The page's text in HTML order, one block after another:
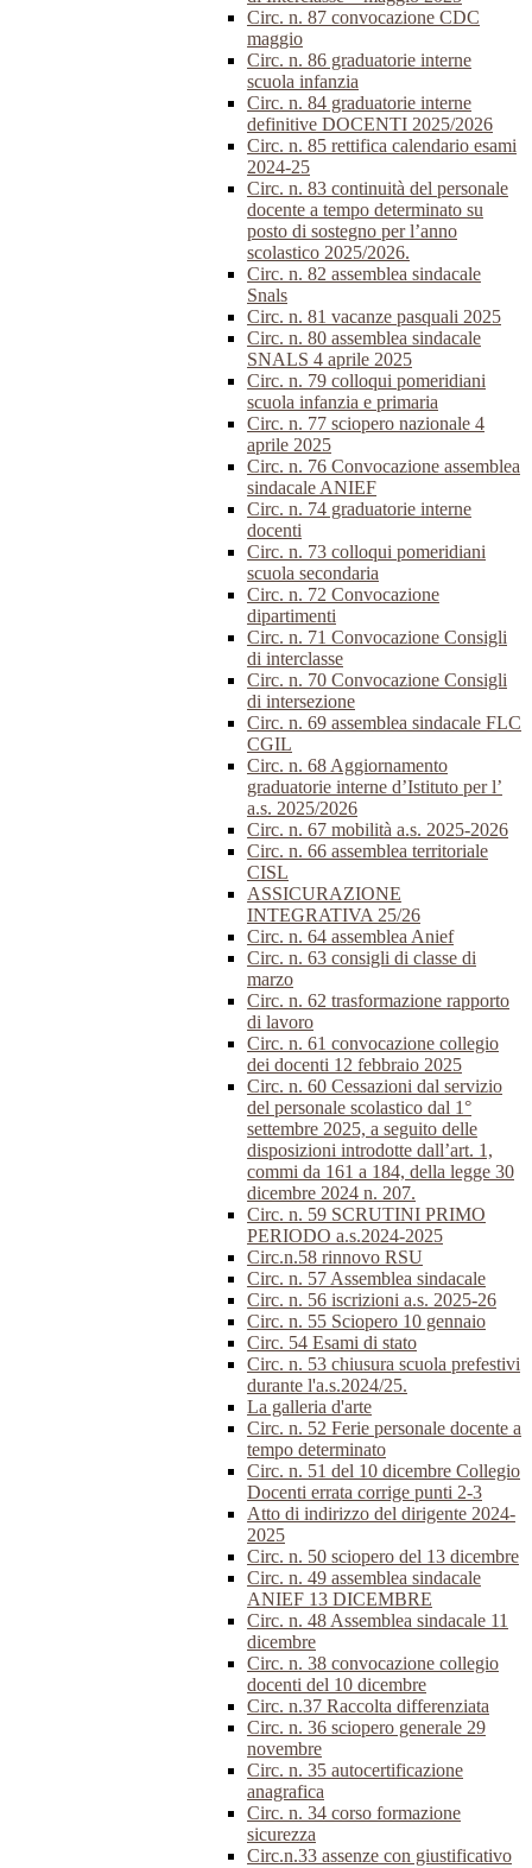
Circ. n. 87 convocazione CDC
maggio
Circ. n. 86 graduatorie interne
scuola infanzia
Circ. n. 84 graduatorie interne
definitive DOCENTI 2025/2026
Circ. n. 85 rettifica calendario esami
2024-25
Circ. n. 83 continuità del personale
docente a tempo determinato su
posto di sostegno per l’anno
scolastico 2025/2026.
Circ. n. 82 assemblea sindacale
Snals
Circ. n. 81 vacanze pasquali 2025
Circ. n. 80 assemblea sindacale
SNALS 4 aprile 2025
Circ. n. 79 colloqui pomeridiani
scuola infanzia e primaria
Circ. n. 77 sciopero nazionale 4
aprile 2025
Circ. n. 76 Convocazione assemblea
sindacale ANIEF
Circ. n. 74 graduatorie interne
docenti
Circ. n. 73 colloqui pomeridiani
scuola secondaria
Circ. n. 72 Convocazione
dipartimenti
Circ. n. 71 Convocazione Consigli
di interclasse
Circ. n. 70 Convocazione Consigli
di intersezione
Circ. n. 69 assemblea sindacale FLC
CGIL
Circ. n. 68 Aggiornamento
graduatorie interne d’Istituto per l’
a.s. 2025/2026
Circ. n. 67 mobilità a.s. 2025-2026
Circ. n. 66 assemblea territoriale
CISL
ASSICURAZIONE
INTEGRATIVA 25/26
Circ. n. 64 assemblea Anief
Circ. n. 63 consigli di classe di
marzo
Circ. n. 62 trasformazione rapporto
di lavoro
Circ. n. 61 convocazione collegio
dei docenti 12 febbraio 2025
Circ. n. 60 Cessazioni dal servizio
del personale scolastico dal 1°
settembre 2025, a seguito delle
disposizioni introdotte dall’art. 1,
commi da 161 a 184, della legge 30
dicembre 2024 n. 207.
Circ. n. 59 SCRUTINI PRIMO
PERIODO a.s.2024-2025
Circ.n.58 rinnovo RSU
Circ. n. 57 Assemblea sindacale
Circ. n. 56 iscrizioni a.s. 2025-26
Circ. n. 55 Sciopero 10 gennaio
Circ. 54 Esami di stato
Circ. n. 53 chiusura scuola prefestivi
durante l'a.s.2024/25.
La galleria d'arte
Circ. n. 52 Ferie personale docente a
tempo determinato
Circ. n. 51 del 10 dicembre Collegio
Docenti errata corrige punti 2-3
Atto di indirizzo del dirigente 2024-
2025
Circ. n. 50 sciopero del 13 dicembre
Circ. n. 49 assemblea sindacale
ANIEF 13 DICEMBRE
Circ. n. 48 Assemblea sindacale 11
dicembre
Circ. n. 38 convocazione collegio
docenti del 10 dicembre
Circ. n.37 Raccolta differenziata
Circ. n. 36 sciopero generale 29
novembre
Circ. n. 35 autocertificazione
anagrafica
Circ. n. 34 corso formazione
sicurezza
Circ.n.33 assenze con giustificativo